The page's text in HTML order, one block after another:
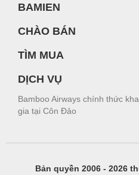
BAMIEN
CHÀO BÁN
TÌM MUA
DỊCH VỤ
Bamboo Airways chính thức
gia tại Côn Đảo
Bản quyền 2006 - 2026